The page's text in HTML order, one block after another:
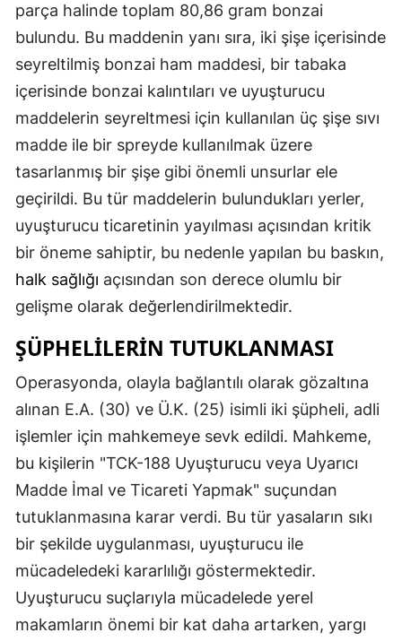
Mersin
İstanbul
İzmir
Kars
Kastamonu
Kayseri
Kırklareli
Kırşehir
Kocaeli
Konya
Kütahya
Malatya
Manisa
Kahramanmaraş
Mardin
Muğla
Muş
parça halinde toplam 80,86 gram bonzai
bulundu. Bu maddenin yanı sıra, iki şişe içerisinde
seyreltilmiş bonzai ham maddesi, bir tabaka
içerisinde bonzai kalıntıları ve uyuşturucu
maddelerin seyreltmesi için kullanılan üç şişe sıvı
madde ile bir spreyde kullanılmak üzere
tasarlanmış bir şişe gibi önemli unsurlar ele
geçirildi. Bu tür maddelerin bulundukları yerler,
uyuşturucu ticaretinin yayılması açısından kritik
bir öneme sahiptir, bu nedenle yapılan bu baskın,
halk sağlığı açısından son derece olumlu bir
gelişme olarak değerlendirilmektedir.
ŞÜPHELILERIN TUTUKLANMASI
Operasyonda, olayla bağlantılı olarak gözaltına
alınan E.A. (30) ve Ü.K. (25) isimli iki şüpheli, adli
işlemler için mahkemeye sevk edildi. Mahkeme,
bu kişilerin "TCK-188 Uyuşturucu veya Uyarıcı
Madde İmal ve Ticareti Yapmak" suçundan
tutuklanmasına karar verdi. Bu tür yasaların sıkı
bir şekilde uygulanması, uyuşturucu ile
mücadeledeki kararlılığı göstermektedir.
Uyuşturucu suçlarıyla mücadelede yerel
makamların önemi bir kat daha artarken, yargı